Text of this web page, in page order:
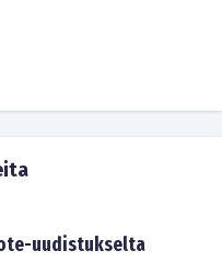
uudistukselta